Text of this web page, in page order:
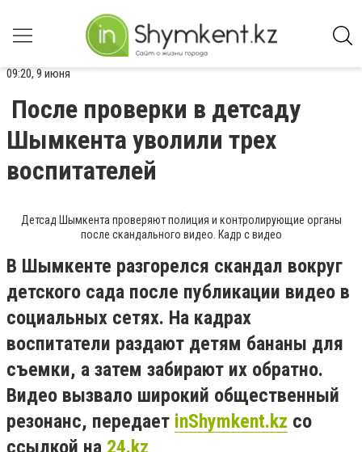
09:20, 9 июня
После проверки в детсаду
Шымкента уволили трех
воспитателей
Детсад Шымкента проверяют полиция и контролирующие органы
после скандального видео. Кадр с видео
В Шымкенте разгорелся скандал вокруг
детского сада после публикации видео в
социальных сетях. На кадрах
воспитатели раздают детям бананы для
съемки, а затем забирают их обратно.
Видео вызвало широкий общественный
резонанс, передает inShymkent.kz со
ссылкой на 24.kz